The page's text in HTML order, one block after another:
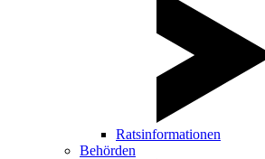
Ratsinformationen
Behörden